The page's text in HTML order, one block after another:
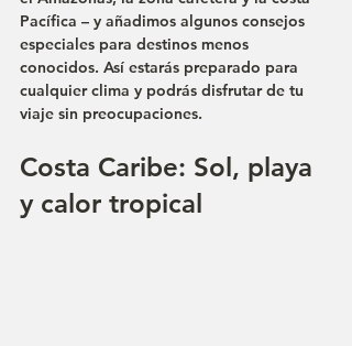
Pacífica – y añadimos algunos consejos
especiales para destinos menos
conocidos. Así estarás preparado para
cualquier clima y podrás disfrutar de tu
viaje sin preocupaciones.
Costa Caribe: Sol, playa
y calor tropical